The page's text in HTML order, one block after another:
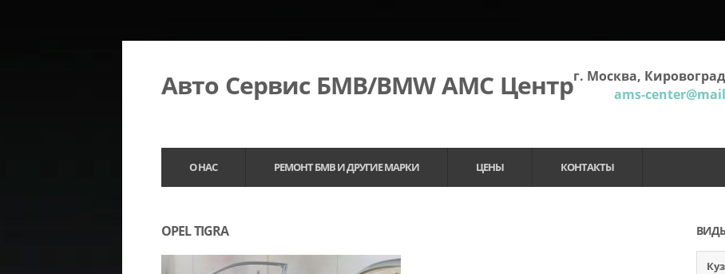
Авто Сервис БМВ/BMW АМС Центрг. Москва,
ams-
О НАС РЕМОНТ БМВ И ДРУГИЕ МАРКИ ЦЕНЫ КОНТАКТЫ
OPEL TIGRA